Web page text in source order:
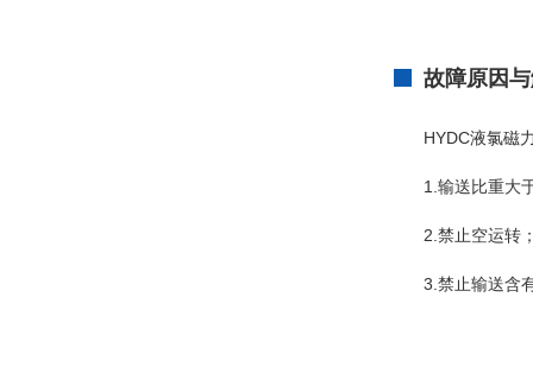
故障原因
HYDC液氯磁
1.输送比重大
2.禁止空运转
3.禁止输送含